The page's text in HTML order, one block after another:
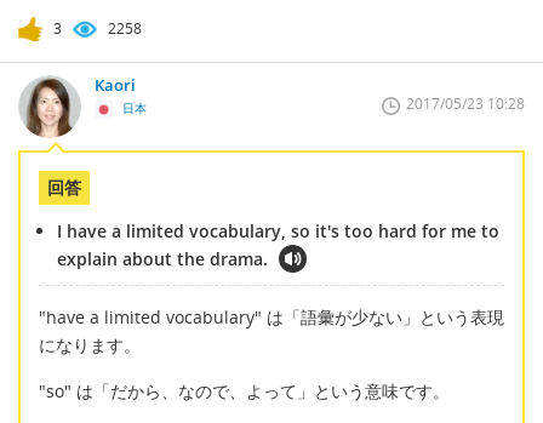
3 2258
Kaori
日本 2017/05/23 10:28
回答
I have a limited vocabulary, so it's too hard for me to
explain about the drama.
"have a limited vocabulary" は「語彙が少ない」という表現
になります。
"so" は「だから、なので、よって」という意味です。